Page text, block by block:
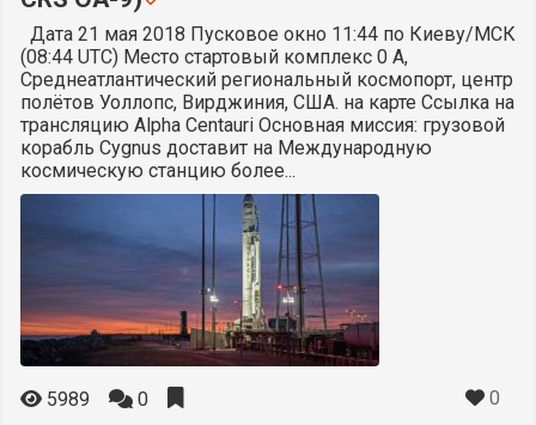
Дата 21 мая 2018 Пусковое окно 11:44 по Киеву/МСК
(08:44 UTC) Место стартовый комплекс 0 А,
Среднеатлантический региональный космопорт, центр
полётов Уоллопс, Вирджиния, США. на карте Ссылка на
трансляцию Alpha Centauri Основная миссия: грузовой
корабль Cygnus доставит на Международную
космическую станцию более...
5989 0 0